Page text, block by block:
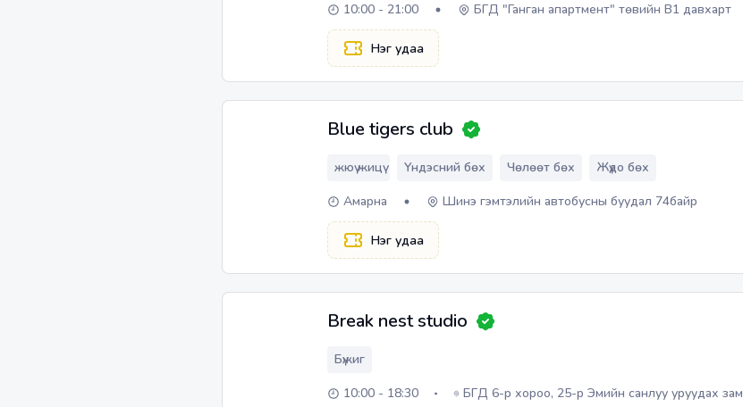
10:00 - 21:00
БГД "Ганган апартмент" төвийн В1 давхарт
Нэг удаа
Blue tigers club
жюү жицү Үндэсний бөх Чөлөөт бөх
Жүдо бөх
Амарна
Шинэ гэмтэлийн автобусны буудал 74байр
Нэг удаа
Break nest studio
Бүжиг
10:00 - 18:30
БГД 6-р хороо, 25-р Эмийн санлуу уруудах зам